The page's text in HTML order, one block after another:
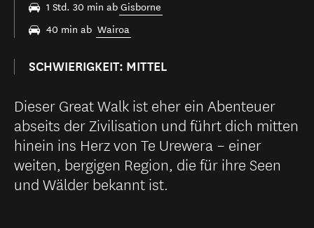
1 Std. 30 min ab Gisborne
40 min ab Wairoa
SCHWIERIGKEIT: MITTEL
Dieser Great Walk ist eher ein Abenteuer
abseits der Zivilisation und führt dich mitten
hinein ins Herz von Te Urewera – einer
weiten, bergigen Region, die für ihre Seen
und Wälder bekannt ist.